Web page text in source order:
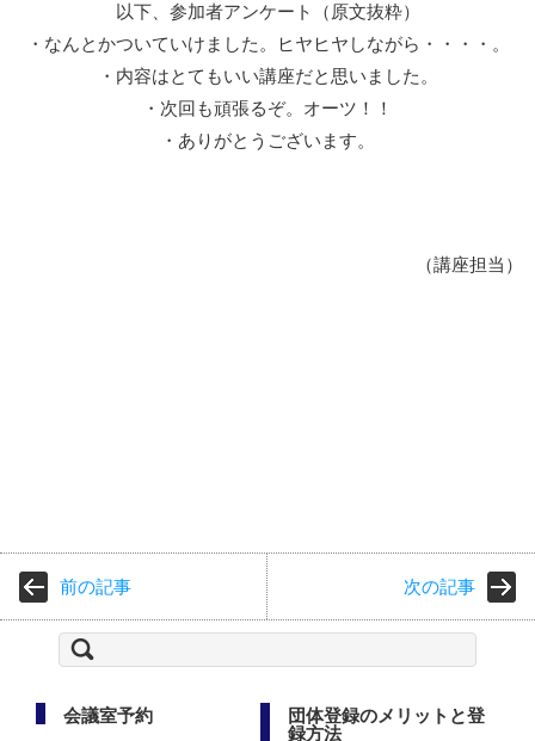
以下、参加者アンケート（原文抜粋）
・なんとかついていけました。ヒヤヒヤしながら・・・・。
・内容はとてもいい講座だと思いました。
・次回も頑張るぞ。オーツ！！
・ありがとうございます。
（講座担当）
前の記事 次の記事
検
索:
会議室予約
団体登録のメリットと登
録方法